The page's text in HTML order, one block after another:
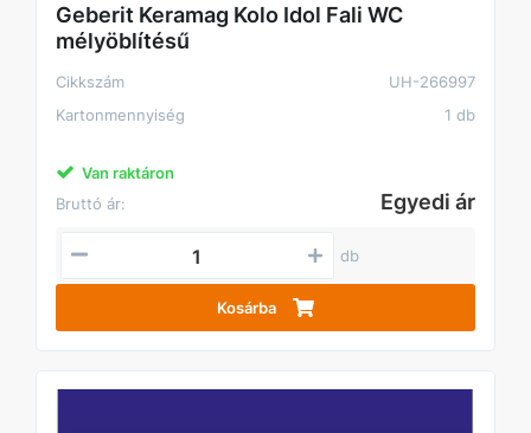
Geberit Keramag Kolo Idol Fali WC
mélyöblítésű
Cikkszám
UH-266997
Kartonmennyiség
1 db
Van raktáron
Bruttó ár:
Egyedi ár
db
Kosárba